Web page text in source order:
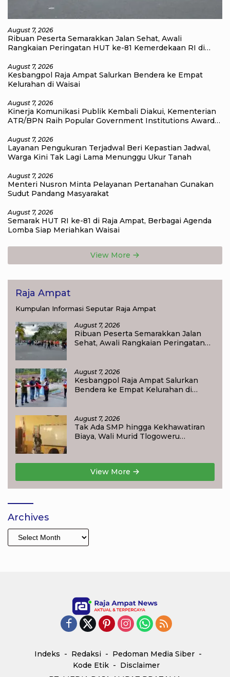
August 7, 2026
Ribuan Peserta Semarakkan Jalan Sehat, Awali
Rangkaian Peringatan HUT ke-81 Kemerdekaan RI di
August 7, 2026
Kesbangpol Raja Ampat Salurkan Bendera ke Empat
Kelurahan di Waisai
August 7, 2026
Kinerja Komunikasi Publik Kembali Diakui, Kementerian
ATR/BPN Raih Popular Government Institutions Award
August 7, 2026
Layanan Pengukuran Terjadwal Beri Kepastian Jadwal,
Warga Kini Tak Lagi Lama Menunggu Ukur Tanah
August 7, 2026
Menteri Nusron Minta Pelayanan Pertanahan Gunakan
Sudut Pandang Masyarakat
August 7, 2026
Semarak HUT RI ke-81 di Raja Ampat, Berbagai Agenda
Lomba Siap Meriahkan Waisai
View More
Raja Ampat
Kumpulan Informasi Seputar Raja Ampat
August 7, 2026
Ribuan Peserta Semarakkan Jalan
Sehat, Awali Rangkaian Peringatan
August 7, 2026
Kesbangpol Raja Ampat Salurkan
Bendera ke Empat Kelurahan di
August 7, 2026
Tak Ada SMP hingga Kekhawatiran
Biaya, Wali Murid Tlogoweru
View More
Archives
Archives
Indeks Redaksi
Pedoman Media Siber
Kode Etik
Disclaimer